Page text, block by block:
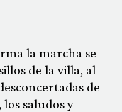
la marcha se
de la villa, al
de
saludos y